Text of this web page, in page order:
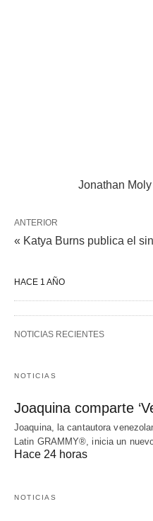
Jonathan
ANTERIOR
« Katya Burns publica el
HACE 1 AÑO
NOTICIAS RECIENTES
NOTICIAS
Joaquina comparte
Joaquina, la cantautora
Latin GRAMMY®, inicia un
Hace 24 horas
NOTICIAS